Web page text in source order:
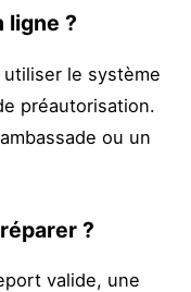
ligne ?
le système
préautorisation.
ou un
?
valide, une